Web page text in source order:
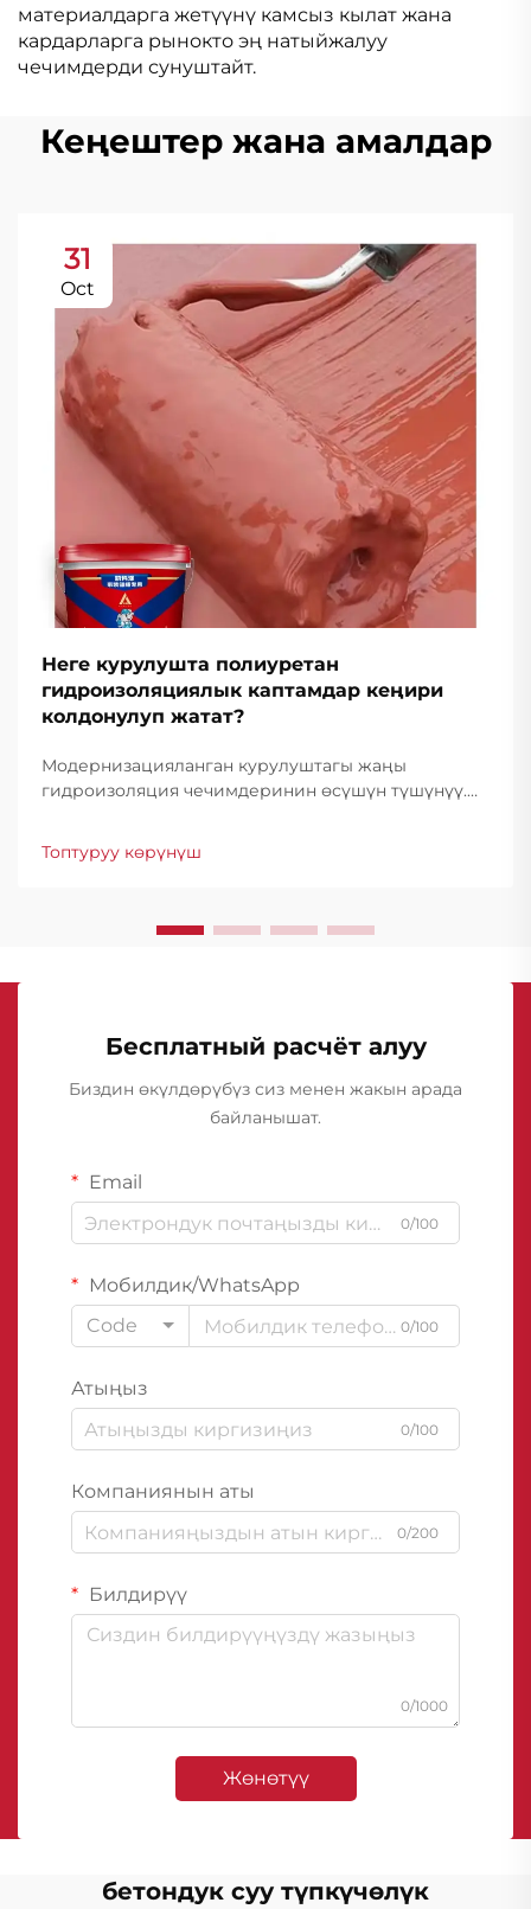
материалдарга жетүүнү камсыз кылат жана
кардарларга рынокто эң натыйжалуу
чечимдерди сунуштайт.
Кеңештер жана амалдар
31
Oct
Неге курулушта полиуретан
гидроизоляциялык каптамдар кеңири
колдонулуп жатат?
Модернизацияланган курулуштагы жаңы
гидроизоляция чечимдеринин өсүшүн түшүнүү.
өнүгүштү байкаган, анда полиуретан
Топтуруу көрүнүш
Бесплатный расчёт алуу
Биздин өкүлдөрүбүз сиз менен жакын арада
байланышат.
Email
0/100
Мобилдик/WhatsApp
Code
0/100
Атыңыз
0/100
Компаниянын аты
0/200
Билдирүү
0/1000
Жөнөтүү
бетондук суу түпкүчөлүк